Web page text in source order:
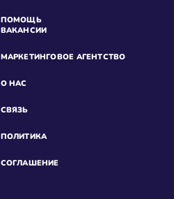
ПОМОЩЬ
ВАКАНСИИ
МАРКЕТИНГОВОЕ АГЕНТСТВО
О НАС
СВЯЗЬ
ПОЛИТИКА
СОГЛАШЕНИЕ